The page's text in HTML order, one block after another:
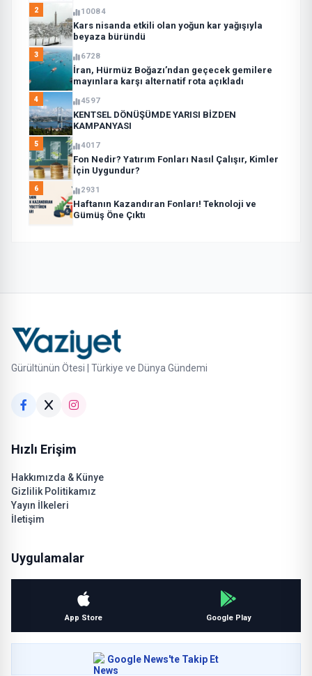
2 10084
Kars nisanda etkili olan yoğun kar yağışıyla
beyaza büründü
3 6728
İran, Hürmüz Boğazı’ndan geçecek gemilere
mayınlara karşı alternatif rota açıkladı
4 4597
KENTSEL DÖNÜŞÜMDE YARISI BİZDEN
KAMPANYASI
5 4017
Fon Nedir? Yatırım Fonları Nasıl Çalışır, Kimler
İçin Uygundur?
6 2931
Haftanın Kazandıran Fonları! Teknoloji ve
Gümüş Öne Çıktı
Gürültünün Ötesi | Türkiye ve Dünya Gündemi
Hızlı Erişim
Hakkımızda & Künye
Gizlilik Politikamız
Yayın İlkeleri
İletişim
Uygulamalar
App Store Google Play
Google News'te Takip Et